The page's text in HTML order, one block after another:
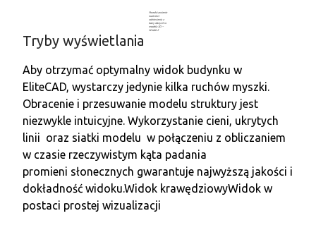
Przedstawienie
wartości
odniesienia z
bazy danych w
modelu 3D –
Widok 2
Tryby wyświetlania
Aby otrzymać optymalny widok budynku w
EliteCAD, wystarczy jedynie kilka ruchów myszki.
Obracenie i przesuwanie modelu struktury jest
niezwykle intuicyjne. Wykorzystanie cieni, ukrytych
linii oraz siatki modelu w połączeniu z obliczaniem
w czasie rzeczywistym kąta padania
promieni słonecznych gwarantuje najwyższą jakości i
dokładność widoku.Widok krawędziowyWidok w
postaci prostej wizualizacji